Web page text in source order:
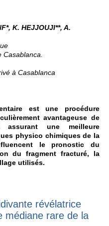
K. HEJJOUJI**, A.
à Casablanca
est une procédure
avantageuse de
une meilleure
physico chimiques de la
le pronostic du
du fragment fracturé, la
utilisés.
révélatrice
médiane rare de la